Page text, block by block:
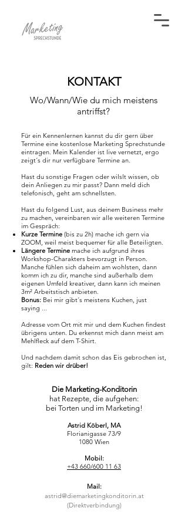
KONTAKT
Wo/Wann/Wie du mich meistens
antriffst?
Für ein Kennenlernen kannst du dir gern über
Termine eine kostenlose Marketing Sprechstunde
eintragen. Mein Kalender ist live vernetzt, ergo
zeigt´s dir nur verfügbare Termine an.
Hast du sonstige Fragen oder wilslt wissen, ob
dein Anliegen zu mir passt? Dann meld dich
telefonisch, geht am schnellsten.
Hast du folgend Lust, aus deinem Business mehr
zu machen, vereinbaren wir alle weiteren Termine
im Gespräch:
Kurze Termine (bis zu 2h) mache ich gern via
ZOOM, weil meist bequemer für alle Beteiligten.
Längere Termine mache ich aufgrund ihres
Workshop-Charakters bevorzugt in Person.
Manche fühlen sich daheim am wohlsten, dann
komm ich zu dir, manche sind außerhalb dem
eigenen Umfeld kreativer, dann kann ich meinen
3m² Arbeitstisch anbieten.
Bonus: Bei mir gibt´s meistens Kuchen, just
saying ...
Adresse vom Ort mit mir und dem Kuchen findest
übrigens unten. Du erkennst mich dann meist am
Mehlfleck auf dem T-Shirt.
Und nachdem damit schon das Eis gebrochen ist,
gilt: Reden wir drüber!
Die Marketing-Konditorin
hat Rezepte, die aufgehen:
bei Torten und im Marketing!
Astrid Köberl, MA
Florianigasse 73/9
1080 Wien
Mobil:
+43 660/600 11 63
Mail:
astrid@diemarketingkonditorin.at
(Direktverbindung)